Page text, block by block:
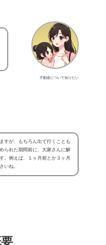
不動産について知りたい
すが、もちろん出て行くことも
られた期間前に、大家さんに解
。例えば、１ヶ月前とか３ヶ月
いね。